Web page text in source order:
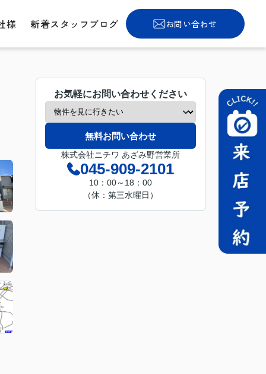
様 新着スタッフブログ お問い合わせ
お気軽にお問い合わせください
無料お問い合わせ
株式会社ニチワ あざみ野営業所
045-909-2101
10：00～18：00
（休：第三水曜日）